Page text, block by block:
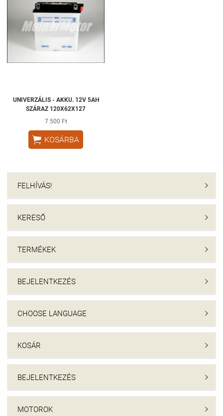
UNIVERZÁLIS - AKKU. 12V 5AH
SZÁRAZ 120X62X127
7 500 Ft
 KOSÁRBA
FELHÍVÁS! 
KERESŐ 
TERMÉKEK 
BEJELENTKEZÉS 
CHOOSE LANGUAGE 
KOSÁR 
BEJELENTKEZÉS 
MOTOROK 